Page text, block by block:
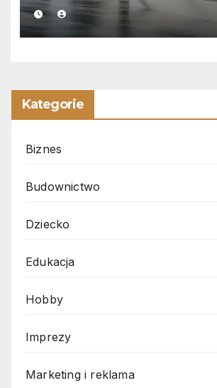
Kategorie
Biznes
Budownictwo
Dziecko
Edukacja
Hobby
Imprezy
Marketing i reklama